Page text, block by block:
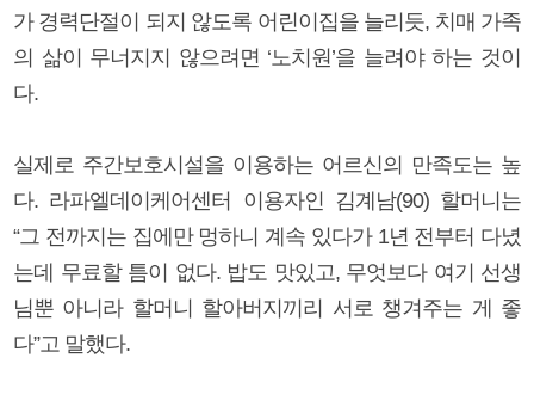
가 경력단절이 되지 않도록 어린이집을 늘리듯, 치매 가족
의 삶이 무너지지 않으려면 ‘노치원’을 늘려야 하는 것이
다.
실제로 주간보호시설을 이용하는 어르신의 만족도는 높
다. 라파엘데이케어센터 이용자인 김계남(90) 할머니는
“그 전까지는 집에만 멍하니 계속 있다가 1년 전부터 다녔
는데 무료할 틈이 없다. 밥도 맛있고, 무엇보다 여기 선생
님뿐 아니라 할머니 할아버지끼리 서로 챙겨주는 게 좋
다”고 말했다.